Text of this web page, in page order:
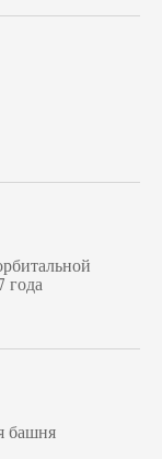
года
башня